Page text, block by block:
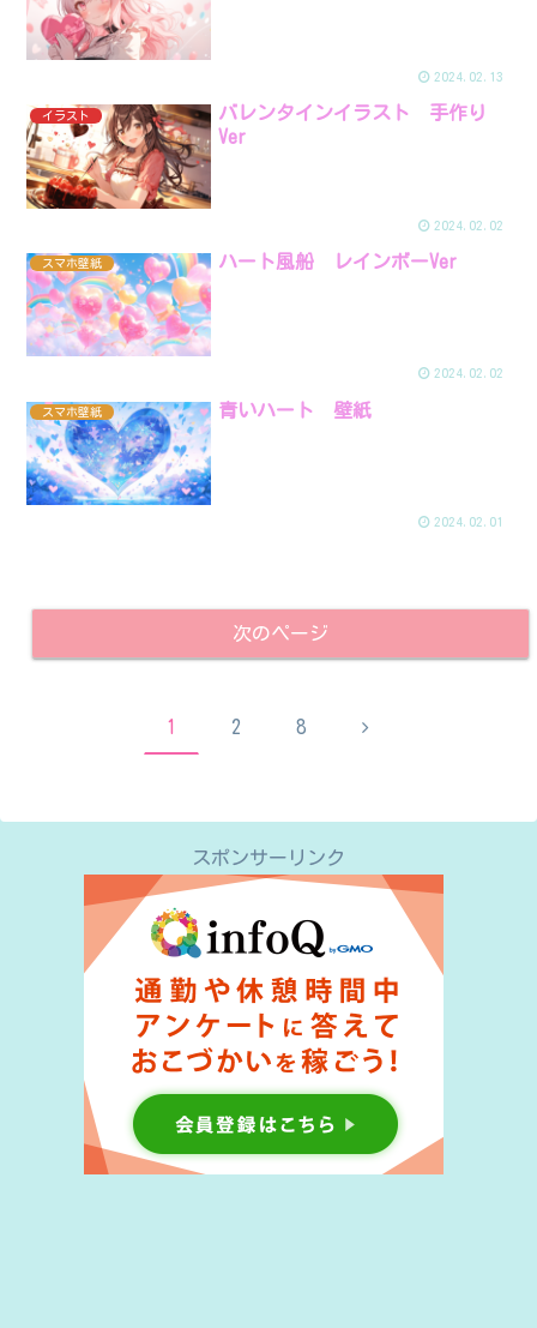
2024.02.13
イラスト
バレンタインイラスト 手作り
Ver
2024.02.02
スマホ壁紙 ハート風船 レインボーVer
2024.02.02
スマホ壁紙 青いハート 壁紙
2024.02.01
次のページ
1 2 8 次
スポンサーリンク